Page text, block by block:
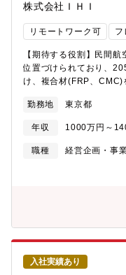
株式会社ＩＨＩ
リモートワーク可 フ
【期待する役割】民間
位置づけられており、
け、複合材(FRP、CMC)
ン事業部 次世代プロジ
る次世代の事業開発に
ポジションでは、民間
ムへの参画検討や、既
など幅広い業務を担当
クトが事業化に向けて
め、プロジェクトに紐
となっております。【
需要予測など）国内外の
ァレンス（海外出張の機
画に必要な最新情報の収
勤務地 東京都
年収 1000万円～
職種
経営企画・事
入社実績あり